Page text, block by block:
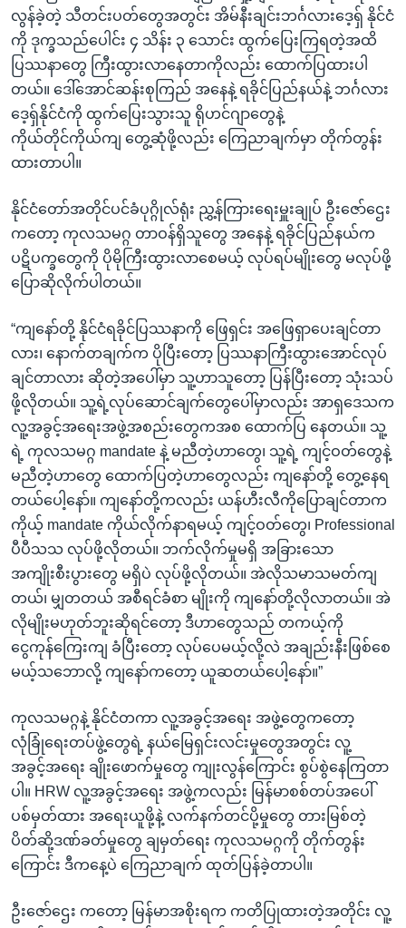
လွန်ခဲ့တဲ့ သီတင်းပတ်တွေအတွင်း အိမ်နီးချင်းဘင်္ဂလားဒေ့ရှ် နိုင်ငံ
ကို ဒုက္ခသည်ပေါင်း ၄ သိန်း ၃ သောင်း ထွက်ပြေးကြရတဲ့အထိ
ပြဿနာတွေ ကြီးထွားလာနေတာကိုလည်း ထောက်ပြထားပါ
တယ်။ ဒေါ်အောင်ဆန်းစုကြည် အနေနဲ့ ရခိုင်ပြည်နယ်နဲ့ ဘင်္ဂလား
ဒေ့ရှ်နိုင်ငံကို ထွက်ပြေးသွားသူ ရိုဟင်ဂျာတွေနဲ့
ကိုယ်တိုင်ကိုယ်ကျ တွေ့ဆုံဖို့လည်း ကြေညာချက်မှာ တိုက်တွန်း
ထားတာပါ။
နိုင်ငံတော်အတိုင်ပင်ခံပုဂ္ဂိုလ်ရုံး ညွှ့န်ကြားရေးမှူးချုပ် ဦးဇော်ဌေး
ကတော့ ကုလသမဂ္ဂ တာဝန်ရှိသူတွေ အနေနဲ့ ရခိုင်ပြည်နယ်က
ပဋိပက္ခတွေကို ပိုမိုကြီးထွားလာစေမယ့် လုပ်ရပ်မျိုးတွေ မလုပ်ဖို့
ပြောဆိုလိုက်ပါတယ်။
“ကျနော်တို့ နိုင်ငံရခိုင်ပြဿနာကို ဖြေရှင်း အဖြေရှာပေးချင်တာ
လား၊ နောက်တချက်က ပိုပြီးတော့ ပြဿနာကြီးထွားအောင်လုပ်
ချင်တာလား ဆိုတဲ့အပေါ်မှာ သူ့ဟာသူတော့ ပြန်ပြီးတော့ သုံးသပ်
ဖို့လိုတယ်။ သူ့ရဲ့လုပ်ဆောင်ချက်တွေပေါ်မှာလည်း အာရှဒေသက
လူ့အခွင့်အရေးအဖွဲ့အစည်းတွေကအစ ထောက်ပြ နေတယ်။ သူ့
ရဲ့ ကုလသမဂ္ဂ mandate နဲ့ မညီတဲ့ဟာတွေ၊ သူ့ရဲ့ ကျင့်ဝတ်တွေနဲ့
မညီတဲ့ဟာတွေ ထောက်ပြတဲ့ဟာတွေလည်း ကျနော်တို့ တွေ့နေရ
တယ်ပေါ့နော်။ ကျနော်တို့ကလည်း ယန်ဟီးလီကိုပြောချင်တာက
ကိုယ့် mandate ကိုယ်လိုက်နာရမယ့် ကျင့်ဝတ်တွေ၊ Professional
ပီပီသသ လုပ်ဖို့လိုတယ်။ ဘက်လိုက်မှုမရှိ အခြားသော
အကျိုးစီးပွားတွေ မရှိပဲ လုပ်ဖို့လိုတယ်။ အဲလိုသမာသမတ်ကျ
တယ်၊ မျှတတယ် အစီရင်ခံစာ မျိုးကို ကျနော်တို့လိုလာတယ်။ အဲ
လိုမျိုးမဟုတ်ဘူးဆိုရင်တော့ ဒီဟာတွေသည် တကယ့်ကို
ငွေကုန်ကြေးကျ ခံပြီးတော့ လုပ်ပေမယ့်လို့လဲ အချည်းနီးဖြစ်စေ
မယ့်သဘောလို့ ကျနော်ကတော့ ယူဆတယ်ပေါ့နော်။”
ကုလသမဂ္ဂနဲ့ နိုင်ငံတကာ လူ့အခွင့်အရေး အဖွဲ့တွေကတော့
လုံခြုံရေးတပ်ဖွဲ့တွေရဲ့ နယ်မြေရှင်းလင်းမှုတွေအတွင်း လူ့
အခွင့်အရေး ချိုးဖောက်မှုတွေ ကျုးလွန်ကြောင်း စွပ်စွဲနေကြတာ
ပါ။ HRW လူ့အခွင့်အရေး အဖွဲ့ကလည်း မြန်မာစစ်တပ်အပေါ်
ပစ်မှတ်ထား အရေးယူဖို့နဲ့ လက်နက်တင်ပို့မှုတွေ တားမြစ်တဲ့
ပိတ်ဆို့ဒဏ်ခတ်မှုတွေ ချမှတ်ရေး ကုလသမဂ္ဂကို တိုက်တွန်း
ကြောင်း ဒီကနေ့ပဲ ကြေညာချက် ထုတ်ပြန်ခဲ့တာပါ။
ဦးဇော်ဌေး ကတော့ မြန်မာအစိုးရက ကတိပြုထားတဲ့အတိုင်း လူ့